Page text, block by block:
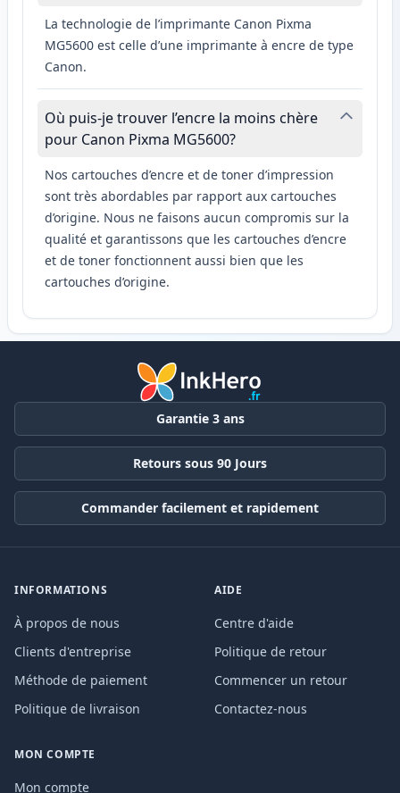
La technologie de l’imprimante Canon Pixma
MG5600 est celle d’une imprimante à encre de type
Canon.
Où puis-je trouver l’encre la moins chère
pour Canon Pixma MG5600?
Nos cartouches d’encre et de toner d’impression
sont très abordables par rapport aux cartouches
d’origine. Nous ne faisons aucun compromis sur la
qualité et garantissons que les cartouches d’encre
et de toner fonctionnent aussi bien que les
cartouches d’origine.
Garantie 3 ans
Retours sous 90 Jours
Commander facilement et rapidement
INFORMATIONS
À propos de nous
Clients d'entreprise
Méthode de paiement
Politique de livraison
AIDE
Centre d'aide
Politique de retour
Commencer un retour
Contactez-nous
MON COMPTE
Mon compte